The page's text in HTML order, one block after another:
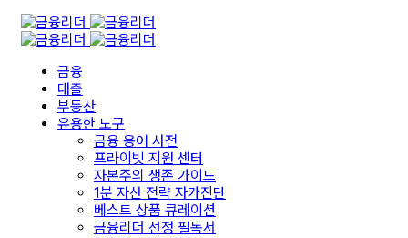
금융
대출
부동산
유용한 도구
금융 용어 사전
프라이빗 지원 센터
자본주의 생존 가이드
1분 자산 전략 자가진단
베스트 상품 큐레이션
금융리더 선정 필독서